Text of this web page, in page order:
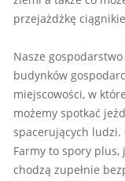
przejażdżkę
Nasze
budynków
miejscowości, w
możemy spotkać
spacerujących ludzi.
Farmy to spory
chodzą zupełnie